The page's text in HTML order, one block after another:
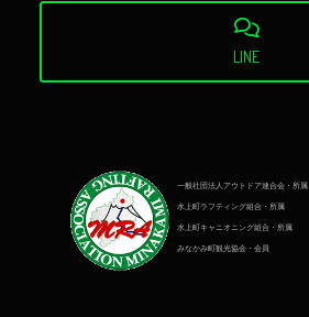
LINE
一般社団法人アウトドア連合会・所属
水上町ラフティング組合・所属
水上町キャニオニング組合・所属
みなかみ町観光協会・会員